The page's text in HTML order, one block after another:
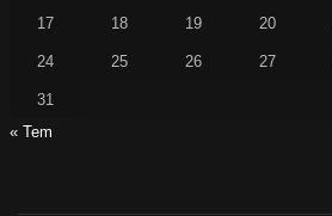
17 18 19 20
24 25 26 27
31
« Tem